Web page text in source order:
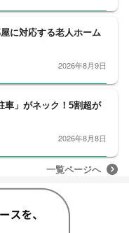
に対応する老人ホーム
2026年8月9日
車」がネック！5割超が
2026年8月8日
一覧ページへ